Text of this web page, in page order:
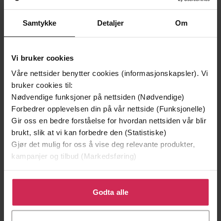
Samtykke Detaljer Om
Vi bruker cookies
Våre nettsider benytter cookies (informasjonskapsler). Vi
bruker cookies til:
Nødvendige funksjoner på nettsiden (Nødvendige)
Forbedrer opplevelsen din på vår nettside (Funksjonelle)
Gir oss en bedre forståelse for hvordan nettsiden vår blir
brukt, slik at vi kan forbedre den (Statistiske)
Gjør det mulig for oss å vise deg relevante produkter,
kampanjer og tilbud (Markedsføring)
Klikk på «Godta alle» for å gi oss ditt samtykke til å
bruke cookies for alle disse formålene. Du kan også
tilpasse ditt samtykke til spesifikke formål ved å klikke
Godta alle
199,-
Minnesota
Jo Nesbø
EBOK
Utskudd
Jørn Lier Horst
EBOK
Forlag Cappelen Damm